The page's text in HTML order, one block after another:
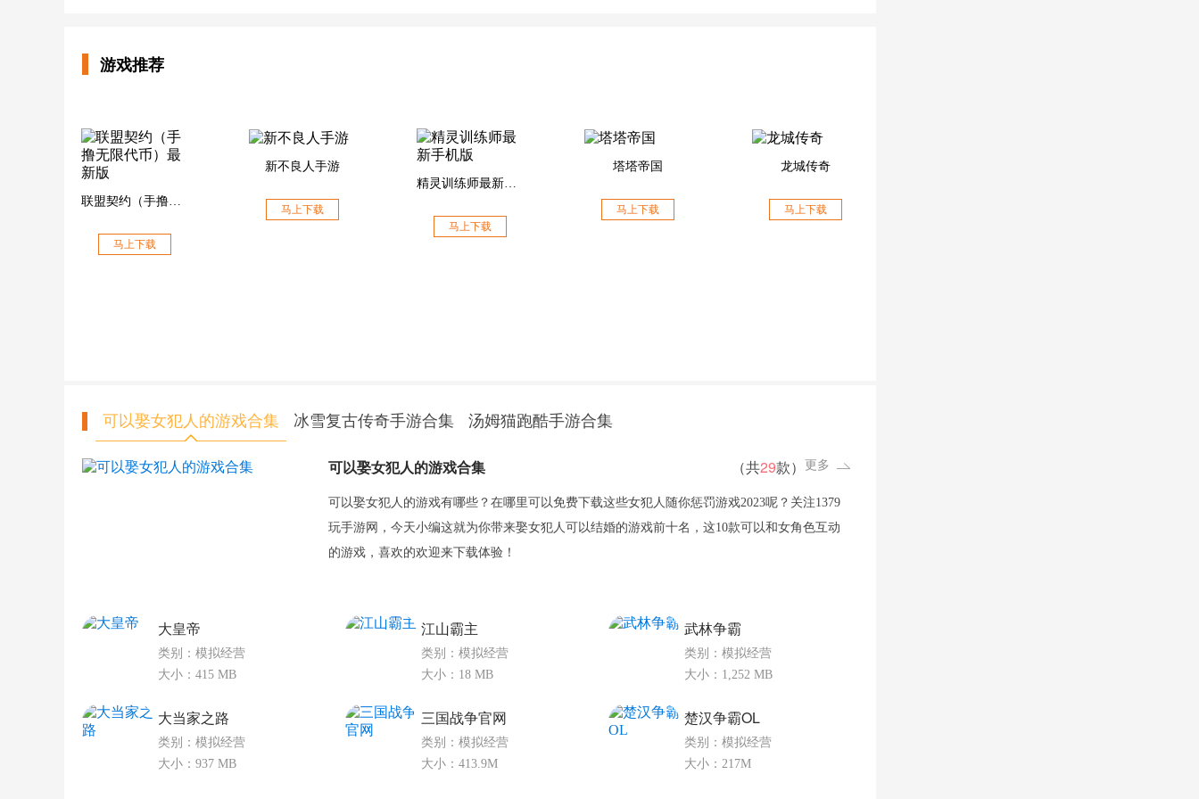
游戏推荐
联盟契约（手撸无限代币）最新版
马上下载
新不良人手游
马上下载
精灵训练师最新手机版
马上下载
塔塔帝国
马上下载
龙城传奇
马上下载
可以娶女犯人的游戏合集 冰雪复古传奇手游合集 汤姆猫跑酷手游合集
更多
可以娶女犯人的游戏合集 （共29款）
可以娶女犯人的游戏有哪些？在哪里可以免费下载这些女犯人随你惩罚游戏2023呢？关注1379
玩手游网，今天小编这就为你带来娶女犯人可以结婚的游戏前十名，这10款可以和女角色互动
的游戏，喜欢的欢迎来下载体验！
大皇帝
类别：模拟经营
大小：415 MB
江山霸主
类别：模拟经营
大小：18 MB
武林争霸
类别：模拟经营
大小：1,252 MB
大当家之路
类别：模拟经营
大小：937 MB
三国战争官网
类别：模拟经营
大小：413.9M
楚汉争霸OL
类别：模拟经营
大小：217M